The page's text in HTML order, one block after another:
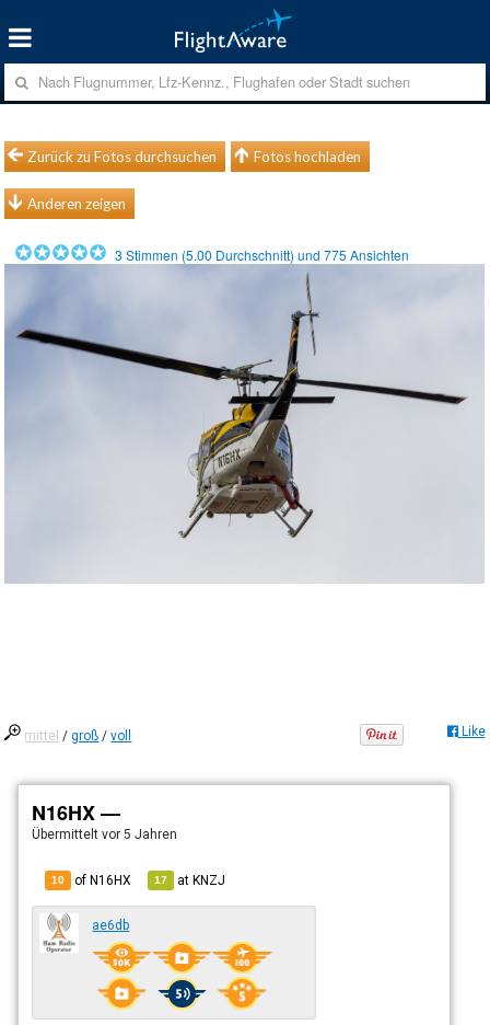
Zurück zu Fotos durchsuchen Fotos hochladen
Anderen zeigen
3 Stimmen (5.00 Durchschnitt) und775 Ansichten
mittel /groß /voll Like
N16HX —
Übermitteltvor 5 Jahren
10 of N16HX 17 atKNZJ
ae6db